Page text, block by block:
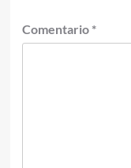
Comentario *